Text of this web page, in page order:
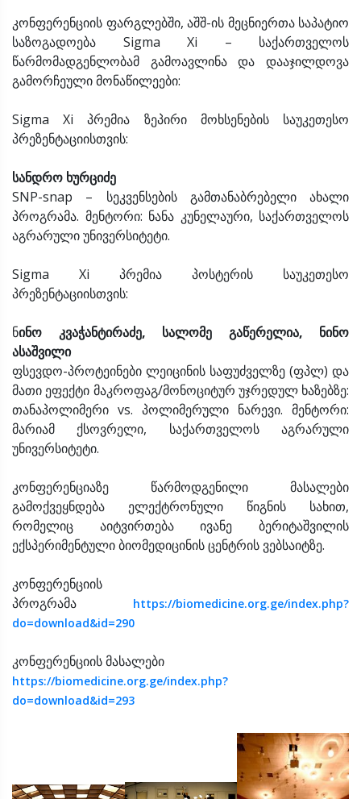
კონფერენციის ფარგლებში, აშშ-ის მეცნიერთა საპატიო
საზოგადოება Sigma Xi – საქართველოს
წარმომადგენლობამ გამოავლინა და დააჯილდოვა
გამორჩეული მონაწილეები:
Sigma Xi პრემია ზეპირი მოხსენების საუკეთესო
პრეზენტაციისთვის:
სანდრო ხურციძე
SNP-snap – სეკვენსების გამთანაბრებელი ახალი
პროგრამა. მენტორი: ნანა კუნელაური, საქართველოს
აგრარული უნივერსიტეტი.
Sigma Xi პრემია პოსტერის საუკეთესო
პრეზენტაციისთვის:
ნინო კვაჭანტირაძე, სალომე გაწერელია, ნინო
ასაშვილი
ფსევდო-პროტეინები ლეიცინის საფუძველზე (ფპლ) და
მათი ეფექტი მაკროფაგ/მონოციტურ უჯრედულ ხაზებზე:
თანაპოლიმერი vs. პოლიმერული ნარევი. მენტორი:
მარიამ ქსოვრელი, საქართველოს აგრარული
უნივერსიტეტი.
კონფერენციაზე წარმოდგენილი მასალები
გამოქვეყნდება ელექტრონული წიგნის სახით,
რომელიც აიტვირთება ივანე ბერიტაშვილის
ექსპერიმენტული ბიომედიცინის ცენტრის ვებსაიტზე.
კონფერენციის
პროგრამა
https://biomedicine.org.ge/index.php?
do=download&id=290
​კონფერენციის მასალები
https://biomedicine.org.ge/index.php?
do=download&id=293